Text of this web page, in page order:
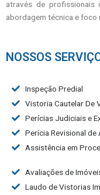
através de profissionais
abordagem técnica e foco
NOSSOS
Inspeção Predial
Vistoria Cautelar De
Perícias Judiciais e
Perícia Revisional de
Assistência em
Avaliações de
Laudo de Vistorias